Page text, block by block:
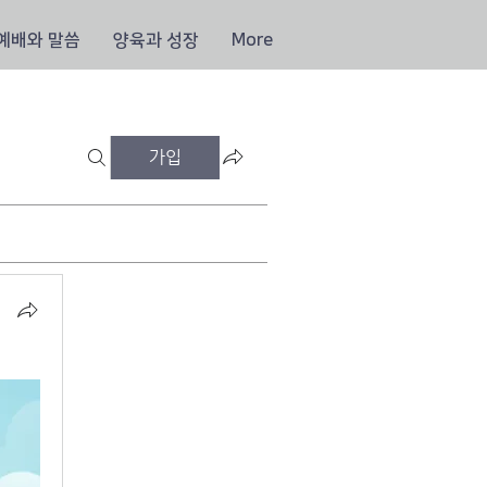
배와 말씀 양육과 성장 More
가입